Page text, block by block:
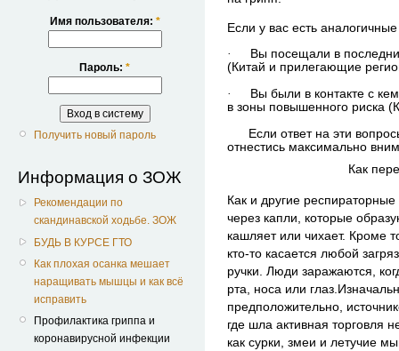
Имя пользователя: *
Пароль: *
Получить новый пароль
Информация о ЗОЖ
Рекомендации по
скандинавской ходьбе. ЗОЖ
БУДЬ В КУРСЕ ГТО
Как плохая осанка мешает
наращивать мышцы и как всё
исправить
Профилактика гриппа и
коронавирусной инфекции
Если у вас есть
·
Вы посещали в
(Китай и прилегающие
·
Вы были в контакте с
в зоны повышенного риска
Если ответ на эти
отнестись максимально
Как
Как и другие
через капли, которые
кашляет или чихает. Кроме
кто-то касается любой
ручки. Люди заражаются,
рта, носа или глаз.
предположительно,
где шла активная торговля
как сурки, змеи и летучие